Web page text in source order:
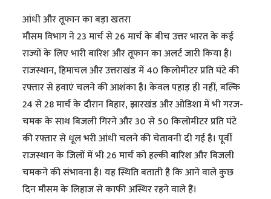
आंधी और तूफान का बड़ा खतरा
मौसम विभाग ने 23 मार्च से 26 मार्च के बीच उत्तर भारत के कई
राज्यों के लिए भारी बारिश और तूफान का अलर्ट जारी किया है।
राजस्थान, हिमाचल और उत्तराखंड में 40 किलोमीटर प्रति घंटे की
रफ्तार से हवाएं चलने की आशंका है। केवल पहाड़ ही नहीं, बल्कि
24 से 28 मार्च के दौरान बिहार, झारखंड और ओडिशा में भी गरज-
चमक के साथ बिजली गिरने और 30 से 50 किलोमीटर प्रति घंटे
की रफ्तार से धूल भरी आंधी चलने की चेतावनी दी गई है। पूर्वी
राजस्थान के जिलों में भी 26 मार्च को हल्की बारिश और बिजली
चमकने की संभावना है। यह स्थिति बताती है कि आने वाले कुछ
दिन मौसम के लिहाज से काफी अस्थिर रहने वाले हैं।